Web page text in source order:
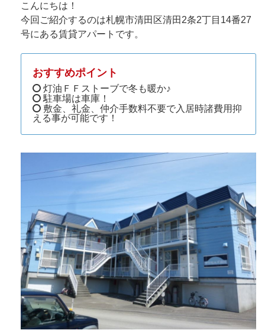
こんにちは！
今回ご紹介するのは札幌市清田区清田2条2丁目14番27
号にある賃貸アパートです。
おすすめポイント
灯油ＦＦストーブで冬も暖か♪
駐車場は車庫！
敷金、礼金、仲介手数料不要で入居時諸費用抑
える事が可能です！